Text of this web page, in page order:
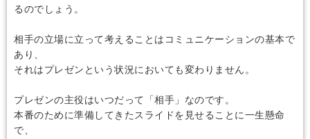
るのでしょう。
相手の立場に立って考えることはコミュニケーションの基本で
あり、
それはプレゼンという状況においても変わりません。
プレゼンの主役はいつだって「相手」なのです。
本番のために準備してきたスライドを見せることに一生懸命
で、